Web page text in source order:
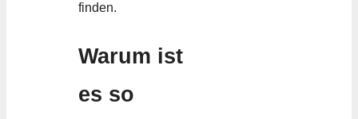
finden.
Warum ist
es so